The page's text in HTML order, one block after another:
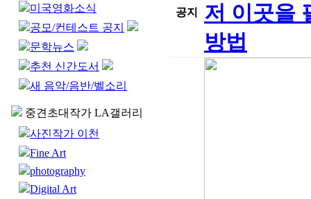
미국영화소식
공모/컨테스트 공지
문학뉴스
추천 신간도서
새 음악/음반/벨소리
중견초대작가 LA갤러리
사진작가 이천
Fine Art
photography
Digital Art
공지
저 이곳을
방법